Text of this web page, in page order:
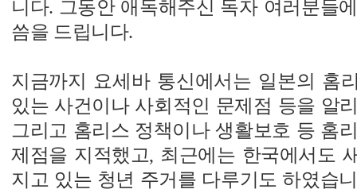
니다. 그동안 애독해주신 독자 여러분들
씀을 드립니다.
지금까지 요세바 통신에서는 일본의 홈
있는 사건이나 사회적인 문제점 등을 알
그리고 홈리스 정책이나 생활보호 등 홈
제점을 지적했고, 최근에는 한국에서도
지고 있는 청년 주거를 다루기도 하였습